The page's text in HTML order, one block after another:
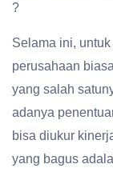
?
Selama ini,
perusahaan
yang salah
adanya
bisa diukur
yang bagus